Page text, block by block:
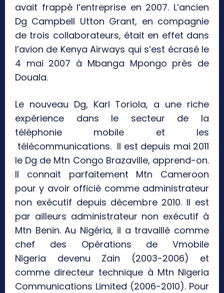
avait frappé l’entreprise en 2007. L’ancien
Dg Campbell Utton Grant, en compagnie
de trois collaborateurs, était en effet dans
l’avion de Kenya Airways qui s’est écrasé le
4 mai 2007 à Mbanga Mpongo près de
Douala.
Le nouveau Dg, Karl Toriola, a une riche
expérience dans le secteur de la
téléphonie mobile et les
télécommunications. Il est depuis mai 2011
le Dg de Mtn Congo Brazaville, apprend-on.
Il connait parfaitement Mtn Cameroon
pour y avoir officié comme administrateur
non exécutif depuis décembre 2010. Il est
par ailleurs administrateur non exécutif à
Mtn Benin. Au Nigéria, il a travaillé comme
chef des Opérations de Vmobile
Nigeria devenu Zain (2003-2006) et
comme directeur technique à Mtn Nigeria
Communications Limited (2006-2010). Pour